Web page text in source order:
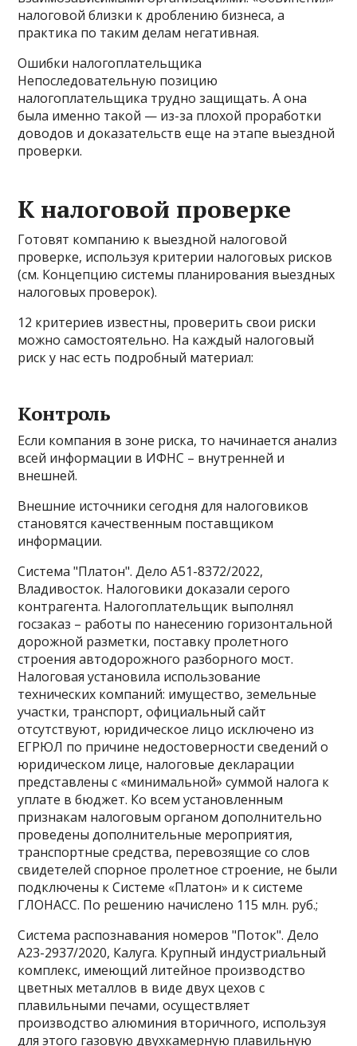
налоговой близки к дроблению бизнеса, а
практика по таким делам негативная.
Ошибки налогоплательщика
Непоследовательную позицию
налогоплательщика трудно защищать. А она
была именно такой — из-за плохой проработки
доводов и доказательств еще на этапе выездной
проверки.
К налоговой проверке
Готовят компанию к выездной налоговой
проверке, используя критерии налоговых рисков
(см. Концепцию системы планирования выездных
налоговых проверок).
12 критериев известны, проверить свои риски
можно самостоятельно. На каждый налоговый
риск у нас есть подробный материал:
Контроль
Если компания в зоне риска, то начинается анализ
всей информации в ИФНС – внутренней и
внешней.
Внешние источники сегодня для налоговиков
становятся качественным поставщиком
информации.
Система "Платон". Дело А51-8372/2022,
Владивосток. Налоговики доказали серого
контрагента. Налогоплательщик выполнял
госзаказ – работы по нанесению горизонтальной
дорожной разметки, поставку пролетного
строения автодорожного разборного мост.
Налоговая установила использование
технических компаний: имущество, земельные
участки, транспорт, официальный сайт
отсутствуют, юридическое лицо исключено из
ЕГРЮЛ по причине недостоверности сведений о
юридическом лице, налоговые декларации
представлены с «минимальной» суммой налога к
уплате в бюджет. Ко всем установленным
признакам налоговым органом дополнительно
проведены дополнительные мероприятия,
транспортные средства, перевозящие со слов
свидетелей спорное пролетное строение, не были
подключены к Системе «Платон» и к системе
ГЛОНАСС. По решению начислено 115 млн. руб.;
Система распознавания номеров "Поток". Дело
А23-2937/2020, Калуга. Крупный индустриальный
комплекс, имеющий литейное производство
цветных металлов в виде двух цехов с
плавильными печами, осуществляет
производство алюминия вторичного, используя
для этого газовую двухкамерную плавильную